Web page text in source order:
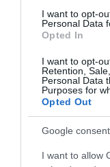
I want to opt-
Personal Data
Opted In
I want to opt-
Retention,
Personal Data
Purposes for
Opted Out
Google
I want to allow